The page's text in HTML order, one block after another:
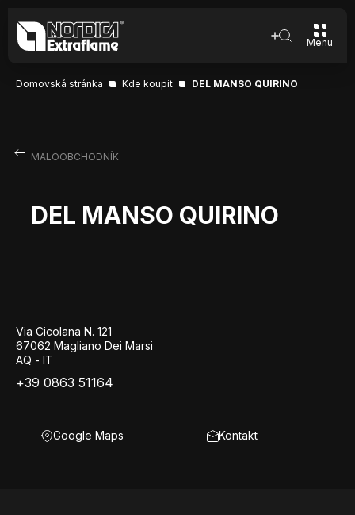
Menu
Domovská stránka Kde koupit DEL MANSO QUIRINO
MALOOBCHODNÍK
DEL MANSO QUIRINO
Via Cicolana N. 121
67062 Magliano Dei Marsi
AQ - IT
+39 0863 51164
Google Maps Kontakt